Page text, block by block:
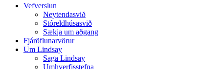
Close
Vefverslun
Neytendasvið
Stóreldhúsasvið
Sækja um aðgang
Fjáröflunarvörur
Um Lindsay
Saga Lindsay
Umhverfisstefna